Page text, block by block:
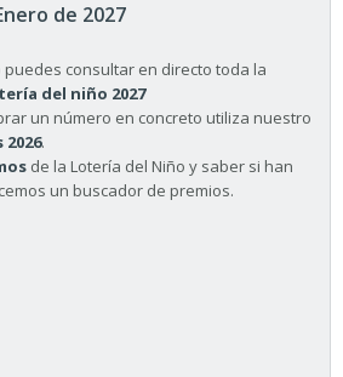
de 2027
consultar en directo toda la
del niño 2027
un número en concreto utiliza nuestro
.
de la Lotería del Niño y saber si han
un buscador de premios.